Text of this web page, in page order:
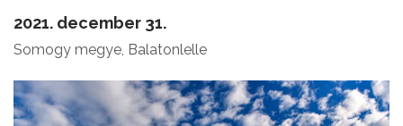
2021. december 31.
Somogy megye, Balatonlelle